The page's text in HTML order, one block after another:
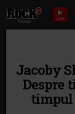
LIVE
Jacoby
Despre
timpul